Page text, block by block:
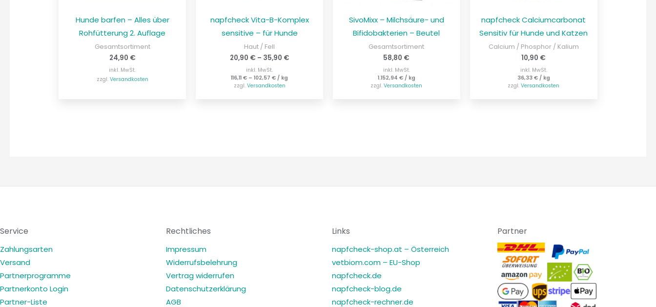
Hunde barfen – Alles über
Rohfütterung 2. Auflage
Gesamtsortiment
24,90 €
inkl. MwSt.
zzgl. Versandkosten
napfcheck Vita-B-Komplex
sensitive – für Hunde
Haut / Fell
20,90 € – 35,90 €
inkl. MwSt.
116,11 € – 102,57 € / kg
zzgl. Versandkosten
SivoMixx – Milchsäure- und
Bifidobakterien – Beutel
Gesamtsortiment
58,80 €
inkl. MwSt.
1.152,94 €/ kg
zzgl.Versandkosten
napfcheck Calciumcarbonat
Sensitiv für Hunde und Katzen
Calcium / Phosphor / Kalium
10,90 €
inkl. MwSt.
36,33 €/ kg
zzgl.Versandkosten
Service
Zahlungsarten
Versand
Partnerprogramme
Partnerkonto Login
Partner-Liste
Rechtliches
Impressum
Widerrufsbelehrung
Vertrag widerrufen
Datenschutzerklärung
AGB
Links
napfcheck-shop.at – Österreich
vetbiom.com – EU-Shop
napfcheck.de
napfcheck-blog.de
napfcheck-rechner.de
Partner